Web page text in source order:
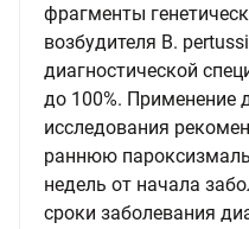
фрагменты
возбудителя B.
диагностической
до 100%. Применение
исследования
раннюю
недель от начала
сроки заболевания